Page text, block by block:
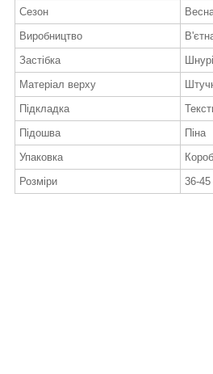
Сезон
Виробництво
Застібка
Матеріал верху
Підкладка
Підошва
Піна
Упаковка
Розміри
36-45